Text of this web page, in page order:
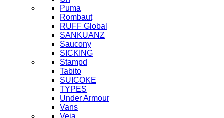
Puma
Rombaut
RUFF Global
SANKUANZ
Saucony
SICKING
Stampd
Tabito
SUICOKE
TYPES
Under Armour
Vans
Veja